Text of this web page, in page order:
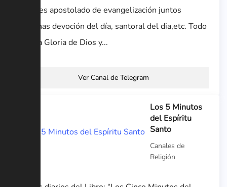
mejores apostolado de evangelización juntos
,novenas devoción del día, santoral del dia,etc. Todo
para la Gloria de Dios y...
Ver Canal de Telegram
Los 5 Minutos
del Espíritu
Santo
Canales de
Religión